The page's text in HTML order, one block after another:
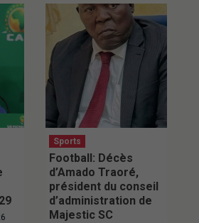
Sports
Football: Décès
d’Amado Traoré,
président du conseil
d’administration de
Majestic SC